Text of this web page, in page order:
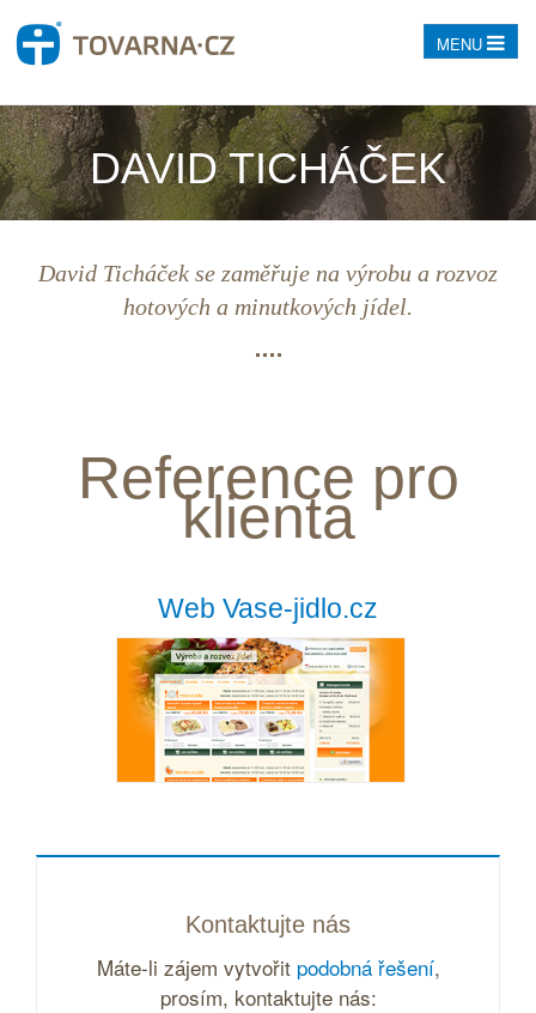
MENU
DAVID TICHÁČEK
David Ticháček se zaměřuje na výrobu a rozvoz
hotových a minutkových jídel.
Reference pro
klienta
Web Vase-jidlo.cz
Kontaktujte nás
Máte-li zájem vytvořit podobná řešení,
prosím, kontaktujte nás: